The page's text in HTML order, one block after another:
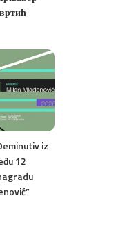
iz
12